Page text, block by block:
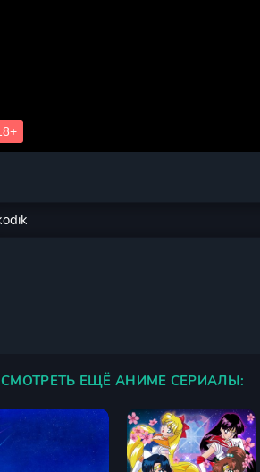
СМОТРЕТЬ ЕЩЁ АНИМЕ СЕРИАЛЫ: